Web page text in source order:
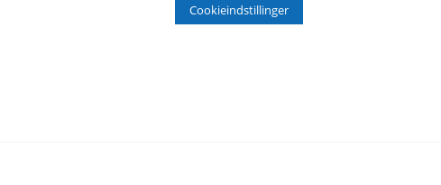
Cookieindstillinger